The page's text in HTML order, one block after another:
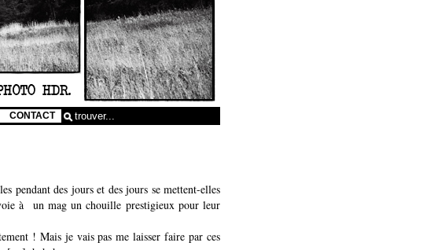
CONTACT
pendant des jours et des jours se mettent-elles
à un mag un chouille prestigieux pour leur
! Mais je vais pas me laisser faire par ces